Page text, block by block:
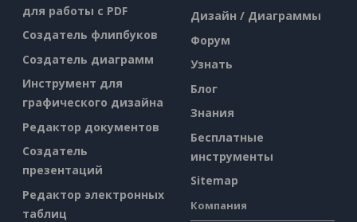
для работы с PDF
Создатель флипбуков
Создатель диаграмм
Инструмент для
графического дизайна
Редактор документов
Создатель
презентаций
Редактор электронных
таблиц
Дизайн / Диаграммы
Форум
Узнать
Блог
Знания
Бесплатные
инструменты
Sitemap
Компания